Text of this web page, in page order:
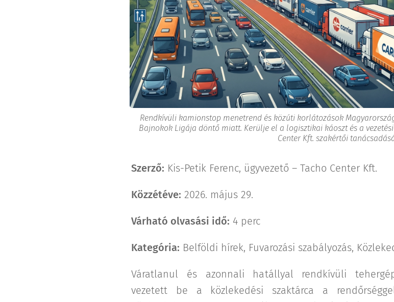
Rendkívüli kamionstop menetrend és közúti korlátozások
Bajnokok Ligája döntő miatt. Kerülje el a logisztikai káoszt és a
Center Kft. szakértői
Szerző: Kis-Petik Ferenc, ügyvezető – Tacho Center Kft.
Közzétéve: 2026. május 29.
Várható olvasási idő: 4 perc
Kategória: Belföldi hírek, Fuvarozási szabályozás,
Váratlanul és azonnali hatállyal rendkívüli
vezetett be a közlekedési szaktárca a